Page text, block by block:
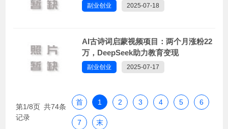
副业创业 2025-07-18
AI古诗词启蒙视频项目：两个月涨粉22
万，DeepSeek助力教育变现
副业创业 2025-07-17
第1/8页 共74条
记录
首 1 2 3 4 5 6
7 末